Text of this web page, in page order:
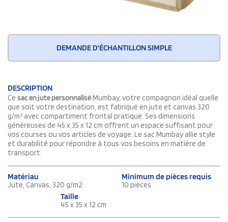
DEMANDE D'ÉCHANTILLON SIMPLE
DESCRIPTION
Ce sac en jute personnaliséMumbay, votre compagnon idéal quelle
que soit votre destination, est fabriqué en jute et canvas 320
g/m² avec compartiment frontal pratique. Ses dimensions
généreuses de 45 x 35 x 12 cm offrent un espace suffisant pour
vos courses ou vos articles de voyage. Le sac Mumbay allie style
et durabilité pour répondre à tous vos besoins en matière de
transport.
Matériau
Jute, Canvas, 320 g/m2
Minimum de pièces requis
10 pièces
Taille
45 x 35 x 12 cm